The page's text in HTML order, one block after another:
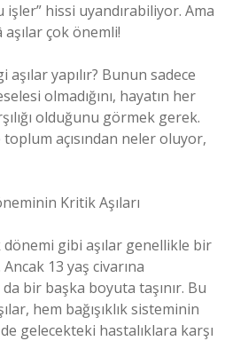
hissi uyandırabiliyor. Ama
çok önemli!
aşılar yapılır? Bunun sadece
olmadığını, hayatın her
olduğunu görmek gerek.
toplum açısından neler oluyor,
Kritik Aşıları
gibi aşılar genellikle bir
13 yaş civarına
bir başka boyuta taşınır. Bu
hem bağışıklık sisteminin
gelecekteki hastalıklara karşı